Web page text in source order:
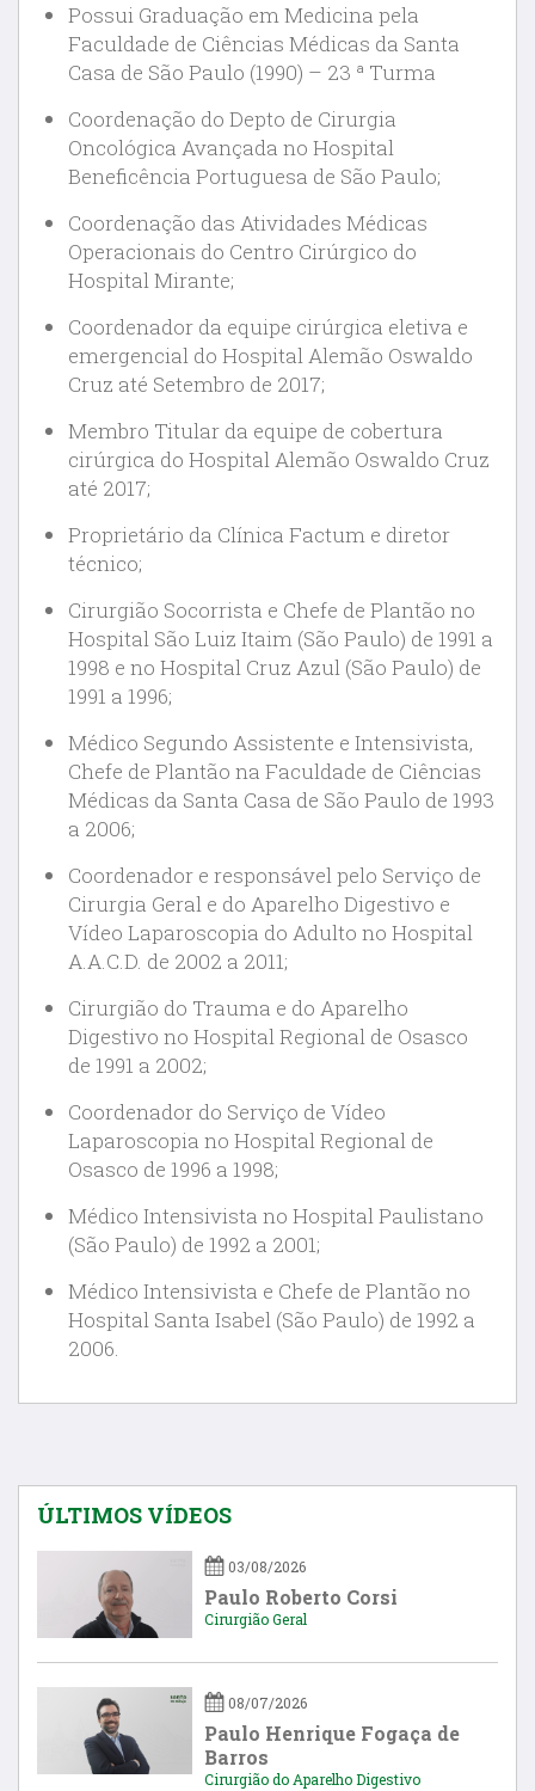
Possui Graduação em Medicina pela
Faculdade de Ciências Médicas da Santa
Casa de São Paulo (1990) – 23 ª Turma
Coordenação do Depto de Cirurgia
Oncológica Avançada no Hospital
Beneficência Portuguesa de São Paulo;
Coordenação das Atividades Médicas
Operacionais do Centro Cirúrgico do
Hospital Mirante;
Coordenador da equipe cirúrgica eletiva e
emergencial do Hospital Alemão Oswaldo
Cruz até Setembro de 2017;
Membro Titular da equipe de cobertura
cirúrgica do Hospital Alemão Oswaldo Cruz
até 2017;
Proprietário da Clínica Factum e diretor
técnico;
Cirurgião Socorrista e Chefe de Plantão no
Hospital São Luiz Itaim (São Paulo) de 1991 a
1998 e no Hospital Cruz Azul (São Paulo) de
1991 a 1996;
Médico Segundo Assistente e Intensivista,
Chefe de Plantão na Faculdade de Ciências
Médicas da Santa Casa de São Paulo de 1993
a 2006;
Coordenador e responsável pelo Serviço de
Cirurgia Geral e do Aparelho Digestivo e
Vídeo Laparoscopia do Adulto no Hospital
A.A.C.D. de 2002 a 2011;
Cirurgião do Trauma e do Aparelho
Digestivo no Hospital Regional de Osasco
de 1991 a 2002;
Coordenador do Serviço de Vídeo
Laparoscopia no Hospital Regional de
Osasco de 1996 a 1998;
Médico Intensivista no Hospital Paulistano
(São Paulo) de 1992 a 2001;
Médico Intensivista e Chefe de Plantão no
Hospital Santa Isabel (São Paulo) de 1992 a
2006.
ÚLTIMOS VÍDEOS
03/08/2026
Paulo Roberto Corsi
Cirurgião Geral
08/07/2026
Paulo Henrique Fogaça de
Barros
Cirurgião do Aparelho Digestivo